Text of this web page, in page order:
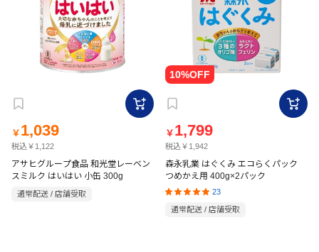
￥ 1,039
税込￥1,122
アサヒグループ食品 和光堂レーベン
スミルク はいはい 小缶 300g
通常配送 / 店舗受取
￥ 1,799
税込￥1,942
森永乳業 はぐくみ エコらくパック
つめかえ用 400g×2パック
23
通常配送 / 店舗受取